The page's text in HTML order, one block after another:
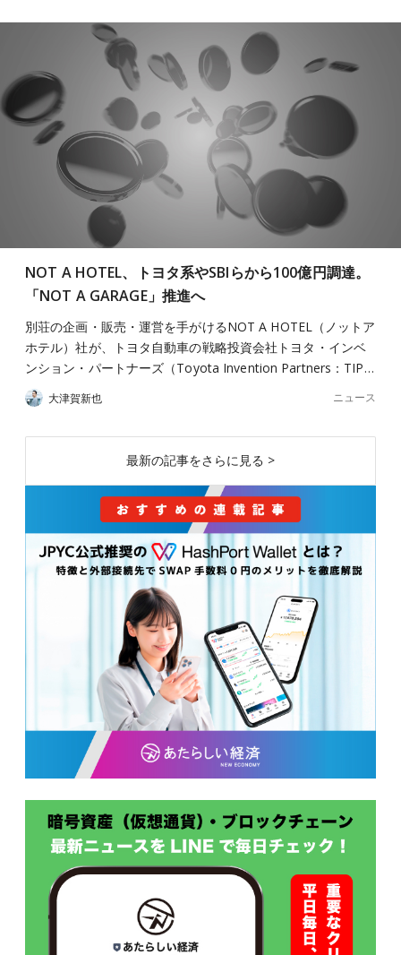
NOT A HOTEL、トヨタ系やSBIらから100億円調達。
「NOT A GARAGE」推進へ
別荘の企画・販売・運営を手がけるNOT A HOTEL（ノットア
ホテル）社が、トヨタ自動車の戦略投資会社トヨタ・インベ
ンション・パートナーズ（Toyota Invention Partners：TIP…
大津賀新也 ニュース
最新の記事をさらに見る >